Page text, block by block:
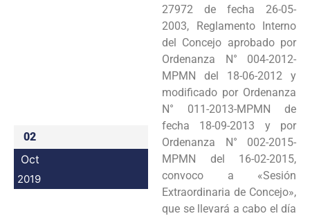
Intranet
02
Oct
2019
27972 de fecha 26-05-
2003, Reglamento Interno
del Concejo aprobado por
Ordenanza N° 004-2012-
MPMN del 18-06-2012 y
modificado por Ordenanza
N° 011-2013-MPMN de
fecha 18-09-2013 y por
Ordenanza N° 002-2015-
MPMN del 16-02-2015,
convoco a «Sesión
Extraordinaria de Concejo»,
que se llevará a cabo el día